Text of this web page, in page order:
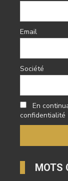
Email
Société
En
confidentialité
MOTS